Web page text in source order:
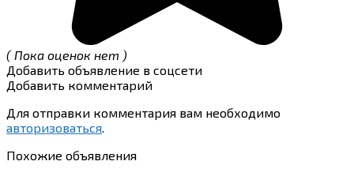
( Пока оценок нет )
Добавить объявление в соцсети
Добавить комментарий
Для отправки комментария вам необходимо
авторизоваться.
Похожие объявления